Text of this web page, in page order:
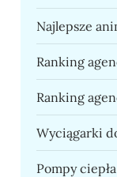
Najlepsze
Ranking
Ranking
Wyciągarki
Pompy